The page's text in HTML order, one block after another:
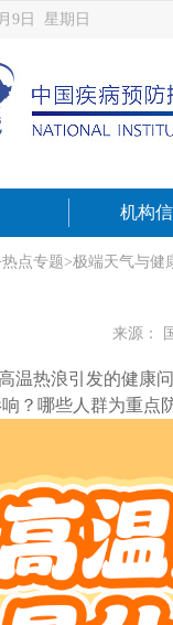
9日 星期日
机构
热点专题>极端天气与健
来源：
温热浪引发的健康
？哪些人群为重点